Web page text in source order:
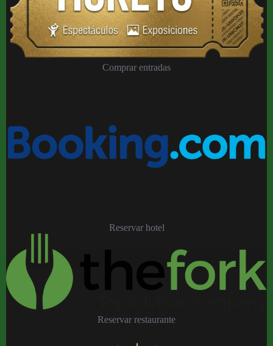
Comprar entradas
Reservar hotel
Reservar restaurante